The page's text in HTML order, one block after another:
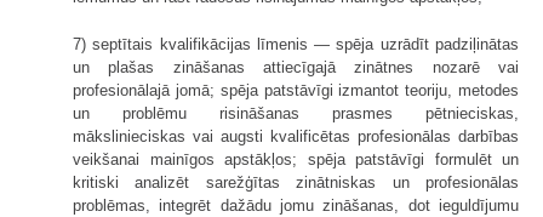
7) septītais kvalifikācijas līmenis — spēja uzrādīt padziļinātas
un plašas zināšanas attiecīgajā zinātnes nozarē vai
profesionālajā jomā; spēja patstāvīgi izmantot teoriju, metodes
un problēmu risināšanas prasmes pētnieciskas,
mākslinieciskas vai augsti kvalificētas profesionālas darbības
veikšanai mainīgos apstākļos; spēja patstāvīgi formulēt un
kritiski analizēt sarežģītas zinātniskas un profesionālas
problēmas, integrēt dažādu jomu zināšanas, dot ieguldījumu